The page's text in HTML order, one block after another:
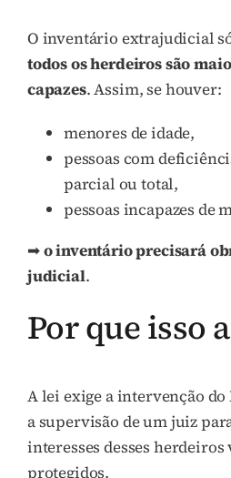
O inventário extrajudicial
todos os herdeiros são
capazes. Assim, se houver:
menores de idade,
pessoas com
parcial ou total,
pessoas incapazes de
➡o inventário precisará
judicial.
Por que isso
A lei exige a intervenção
a supervisão de um juiz
interesses desses
protegidos.